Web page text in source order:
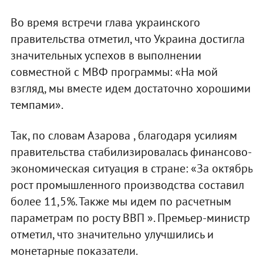
Во время встречи глава украинского
правительства отметил, что Украина достигла
значительных успехов в выполнении
совместной с МВФ программы: «На мой
взгляд, мы вместе идем достаточно хорошими
темпами».
Так, по словам Азарова , благодаря усилиям
правительства стабилизировалась финансово-
экономическая ситуация в стране: «За октябрь
рост промышленного производства составил
более 11,5%. Также мы идем по расчетным
параметрам по росту ВВП ». Премьер-министр
отметил, что значительно улучшились и
монетарные показатели.